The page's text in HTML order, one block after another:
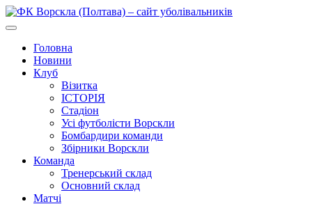
Головна
Новини
Клуб
Візитка
ІСТОРІЯ
Стадіон
Усі футболісти Ворскли
Бомбардири команди
Збірники Ворскли
Команда
Тренерський склад
Основний склад
Матчі